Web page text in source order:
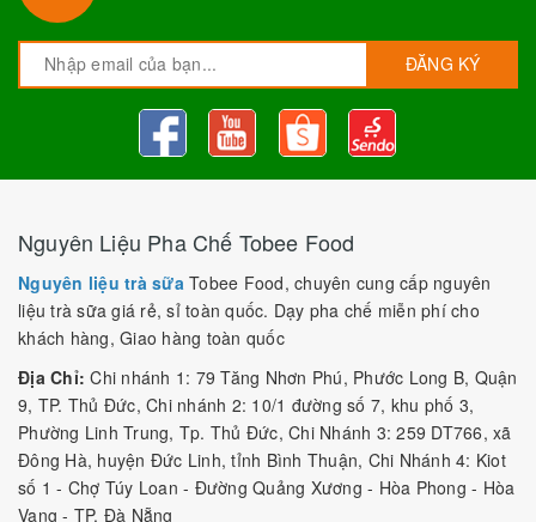
ĐĂNG KÝ
Nguyên Liệu Pha Chế Tobee Food
Nguyên liệu trà sữa Tobee Food, chuyên cung cấp nguyên
liệu trà sữa giá rẻ, sỉ toàn quốc. Dạy pha chế miễn phí cho
khách hàng, Giao hàng toàn quốc
Địa Chỉ: Chi nhánh 1: 79 Tăng Nhơn Phú, Phước Long B, Quận
9, TP. Thủ Đức, Chi nhánh 2: 10/1 đường số 7, khu phố 3,
Phường Linh Trung, Tp. Thủ Đức, Chi Nhánh 3: 259 DT766, xã
Đông Hà, huyện Đức Linh, tỉnh Bình Thuận, Chi Nhánh 4: Kiot
số 1 - Chợ Túy Loan - Đường Quảng Xương - Hòa Phong - Hòa
Vang - TP. Đà Nẵng